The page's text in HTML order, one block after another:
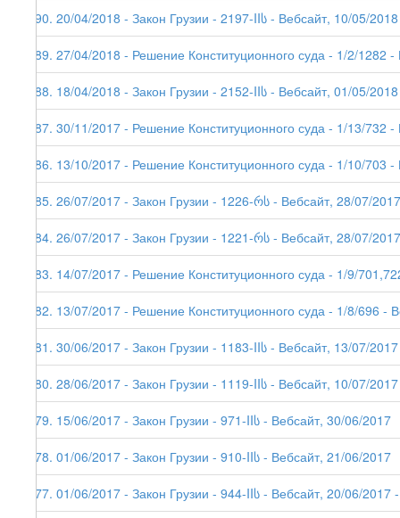
190. 20/04/2018 - Закон Грузии - 2197-IIს - Вебсайт, 10/05/2018
189. 27/04/2018 - Решение Конституционного суда - 1/2/1282
188. 18/04/2018 - Закон Грузии - 2152-IIს - Вебсайт, 01/05/2018
187. 30/11/2017 - Решение Конституционного суда - 1/13/732
186. 13/10/2017 - Решение Конституционного суда - 1/10/703
185. 26/07/2017 - Закон Грузии - 1226-რს - Вебсайт, 28/07/2017
184. 26/07/2017 - Закон Грузии - 1221-რს - Вебсайт, 28/07/
183. 14/07/2017 - Решение Конституционного суда - 1/9/
182. 13/07/2017 - Решение Конституционного суда - 1/8/696 -
181. 30/06/2017 - Закон Грузии - 1183-IIს - Вебсайт, 13/07/2017
180. 28/06/2017 - Закон Грузии - 1119-IIს - Вебсайт, 10/07/2017
179. 15/06/2017 - Закон Грузии - 971-IIს - Вебсайт, 30/06/2017
178. 01/06/2017 - Закон Грузии - 910-IIს - Вебсайт, 21/06/2017
177. 01/06/2017 - Закон Грузии - 944-IIს - Вебсайт, 20/06/